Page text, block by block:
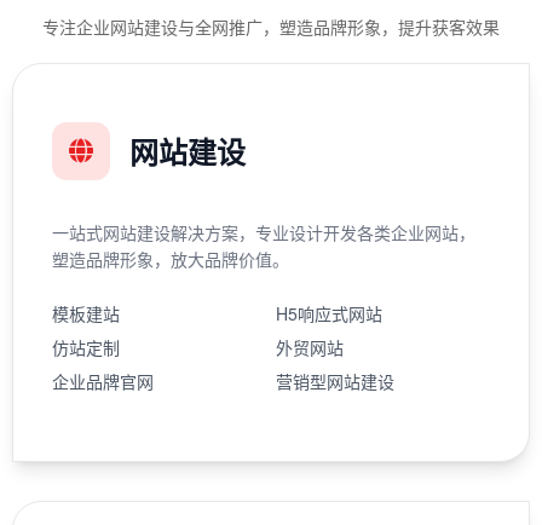
专注企业网站建设与全网推广，塑造品牌形象，提升获客效果
网站建设
一站式网站建设解决方案，专业设计开发各类企业网站，
塑造品牌形象，放大品牌价值。
模板建站
H5响应式网站
仿站定制
外贸网站
企业品牌官网
营销型网站建设